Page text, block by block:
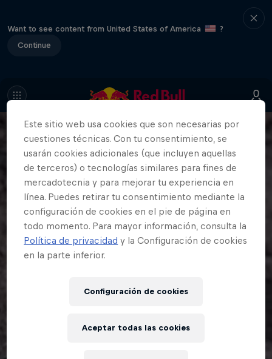
Want to see content from United States of America
?
Continue
Este sitio web usa cookies que son necesarias por
cuestiones técnicas. Con tu consentimiento, se
usarán cookies adicionales (que incluyen aquellas
de terceros) o tecnologías similares para fines de
mercadotecnia y para mejorar tu experiencia en
línea. Puedes retirar tu consentimiento mediante la
configuración de cookies en el pie de página en
todo momento. Para mayor información, consulta la
Política de privacidad y la Configuración de cookies
en la parte inferior.
Configuración de cookies
Aceptar todas las cookies